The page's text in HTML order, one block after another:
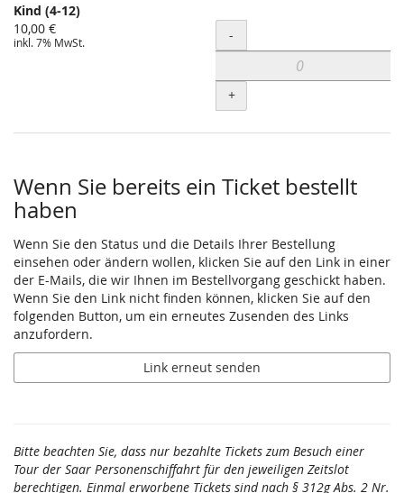
Kind (4-12)
10,00 €
inkl. 7% MwSt. Menge
-
+
Wenn Sie bereits ein Ticket bestellt
haben
Wenn Sie den Status und die Details Ihrer Bestellung
einsehen oder ändern wollen, klicken Sie auf den Link in einer
der E-Mails, die wir Ihnen im Bestellvorgang geschickt haben.
Wenn Sie den Link nicht finden können, klicken Sie auf den
folgenden Button, um ein erneutes Zusenden des Links
anzufordern.
Link erneut senden
Bitte beachten Sie, dass nur bezahlte Tickets zum Besuch einer
Tour der Saar Personenschiffahrt für den jeweiligen Zeitslot
berechtigen. Einmal erworbene Tickets sind nach § 312g Abs. 2 Nr.